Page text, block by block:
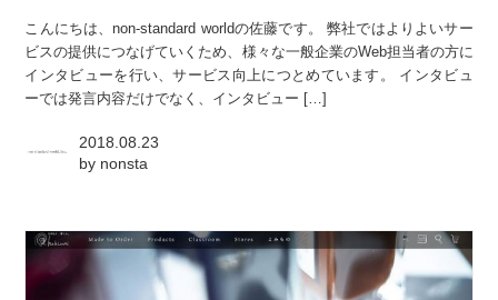
こんにちは、non-standard worldの佐藤です。 弊社ではよりよいサー
ビスの提供につなげていくため、様々な一般企業のWeb担当者の方に
インタビューを行い、サービス向上につとめています。 インタビュ
ーでは発言内容だけでなく、インタビュー […]
2018.08.23
by nonsta